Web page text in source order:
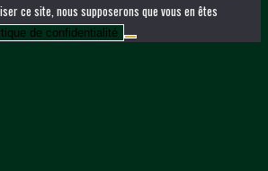
ce site, nous supposerons que vous en êtes
de confidentialité